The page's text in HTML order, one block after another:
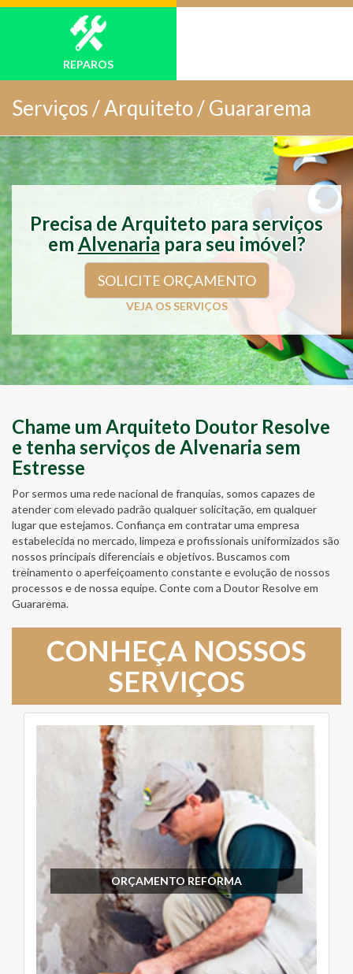
REPAROS
Serviços /Arquiteto / Guararema
Precisa de Arquiteto para serviços
em Alvenaria para seu imóvel?
SOLICITE ORÇAMENTO
VEJA OS SERVIÇOS
Chame um Arquiteto Doutor Resolve
e tenha serviços de Alvenaria sem
Estresse
Por sermos uma rede nacional de franquias, somos capazes de
atender com elevado padrão qualquer solicitação, em qualquer
lugar que estejamos. Confiança em contratar uma empresa
estabelecida no mercado, limpeza e profissionais uniformizados são
nossos principais diferenciais e objetivos. Buscamos com
treinamento o aperfeiçoamento constante e evolução de nossos
processos e de nossa equipe. Conte com a Doutor Resolve em
Guararema.
CONHEÇA NOSSOS
SERVIÇOS
ORÇAMENTO REFORMA